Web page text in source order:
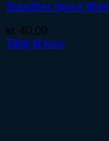
Staedtler triplus
kr. 40,00
Tilføj til kurv